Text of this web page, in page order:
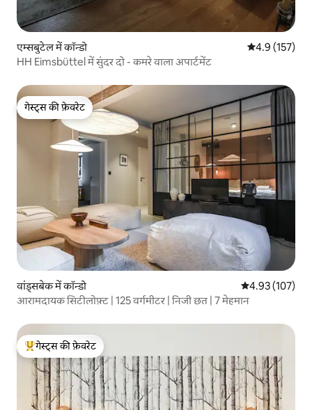
एम्सबुटेल में कॉन्डो औसत रेटिंग 5 में
4.9 (157)
HH Eimsbüttel में सुंदर दो - कमरे वाला अपार्टमेंट
गेस्ट्स की फ़ेवरेट
गेस्ट्स की फ़ेवरेट
वांड्सबेक में कॉन्डो औसत रेटिंग 5 में से
4.93 (107)
आरामदायक सिटीलोफ़्ट | 125 वर्गमीटर | निजी छत | 7 मेहमान
गेस्ट्स का टॉप फ़ेवरेट
गेस्ट्स की फ़ेवरेट